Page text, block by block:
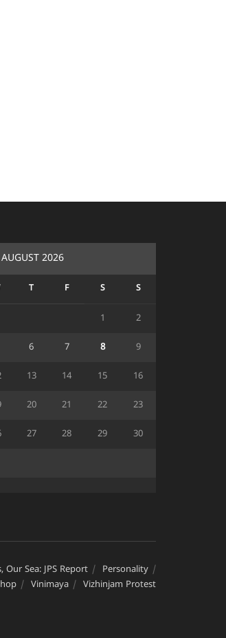
AUGUST 2026
T F S S
1 2
6 7 8 9
13 14 15 16
20 21 22 23
27 28 29 30
Our Sea: JPS Report
Personality
Vinimaya Vizhinjam Protest